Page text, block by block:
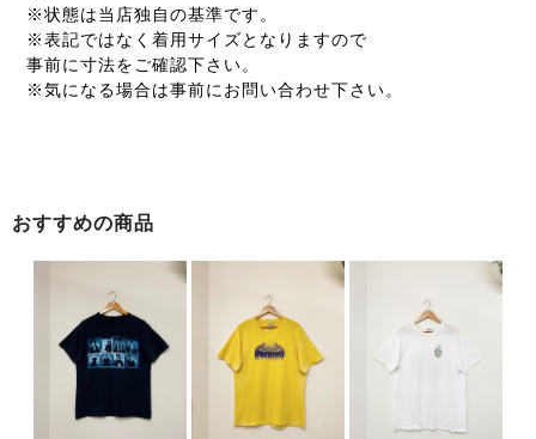
※状態は当店独自の基準です。
※表記ではなく着用サイズとなりますので
事前に寸法をご確認下さい。
※気になる場合は事前にお問い合わせ下さい。
おすすめの商品